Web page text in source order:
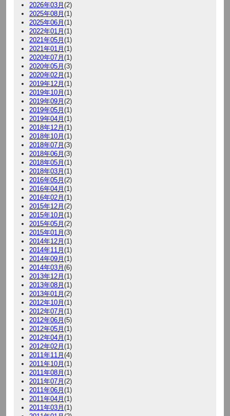
2026年03月(2)
2025年08月(1)
2025年06月(1)
2022年01月(1)
2021年05月(1)
2021年01月(1)
2020年07月(1)
2020年05月(3)
2020年02月(1)
2019年12月(1)
2019年10月(1)
2019年09月(2)
2019年05月(1)
2019年04月(1)
2018年12月(1)
2018年10月(1)
2018年07月(3)
2018年06月(3)
2018年05月(1)
2018年03月(1)
2016年05月(2)
2016年04月(1)
2016年02月(1)
2015年12月(2)
2015年10月(1)
2015年05月(2)
2015年01月(3)
2014年12月(1)
2014年11月(1)
2014年09月(1)
2014年03月(6)
2013年12月(1)
2013年08月(1)
2013年01月(2)
2012年10月(1)
2012年07月(1)
2012年06月(5)
2012年05月(1)
2012年04月(1)
2012年02月(1)
2011年11月(4)
2011年10月(1)
2011年08月(1)
2011年07月(2)
2011年06月(1)
2011年04月(1)
2011年03月(1)